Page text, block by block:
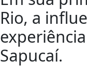
Rio, a
Sapucaí.